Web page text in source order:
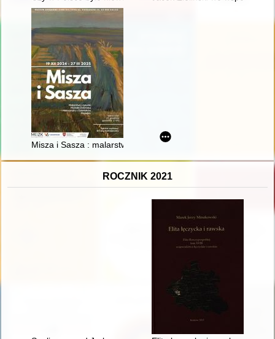
Misza i Sasza : malarstwo i rysunki Michała Dobriaka i
ROCZNIK 2021